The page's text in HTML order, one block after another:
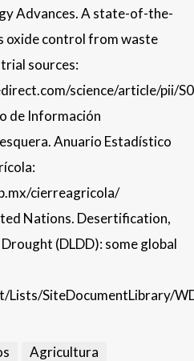
Advances. A state-of-the-
oxide control from waste
sources:
science/article/pii/
de Información
Anuario Estadístico
cierreagricola/
Nations. Desertification,
(DLDD): some global
Lists/SiteDocumentLibrary/
Agricultura